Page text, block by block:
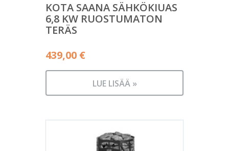
KOTA SAANA SÄHKÖKIUAS
6,8 KW RUOSTUMATON
TERÄS
439,00 €
LUE LISÄÄ »